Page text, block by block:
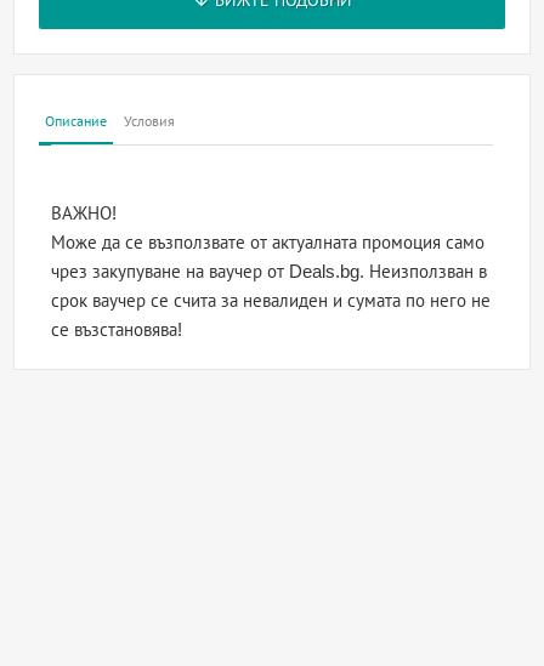
Описание Условия
ВАЖНО!
Може да се възползвате от актуалната промоция само
чрез закупуване на ваучер от Deals.bg. Неизползван в
срок ваучер се счита за невалиден и сумата по него не
се възстановява!